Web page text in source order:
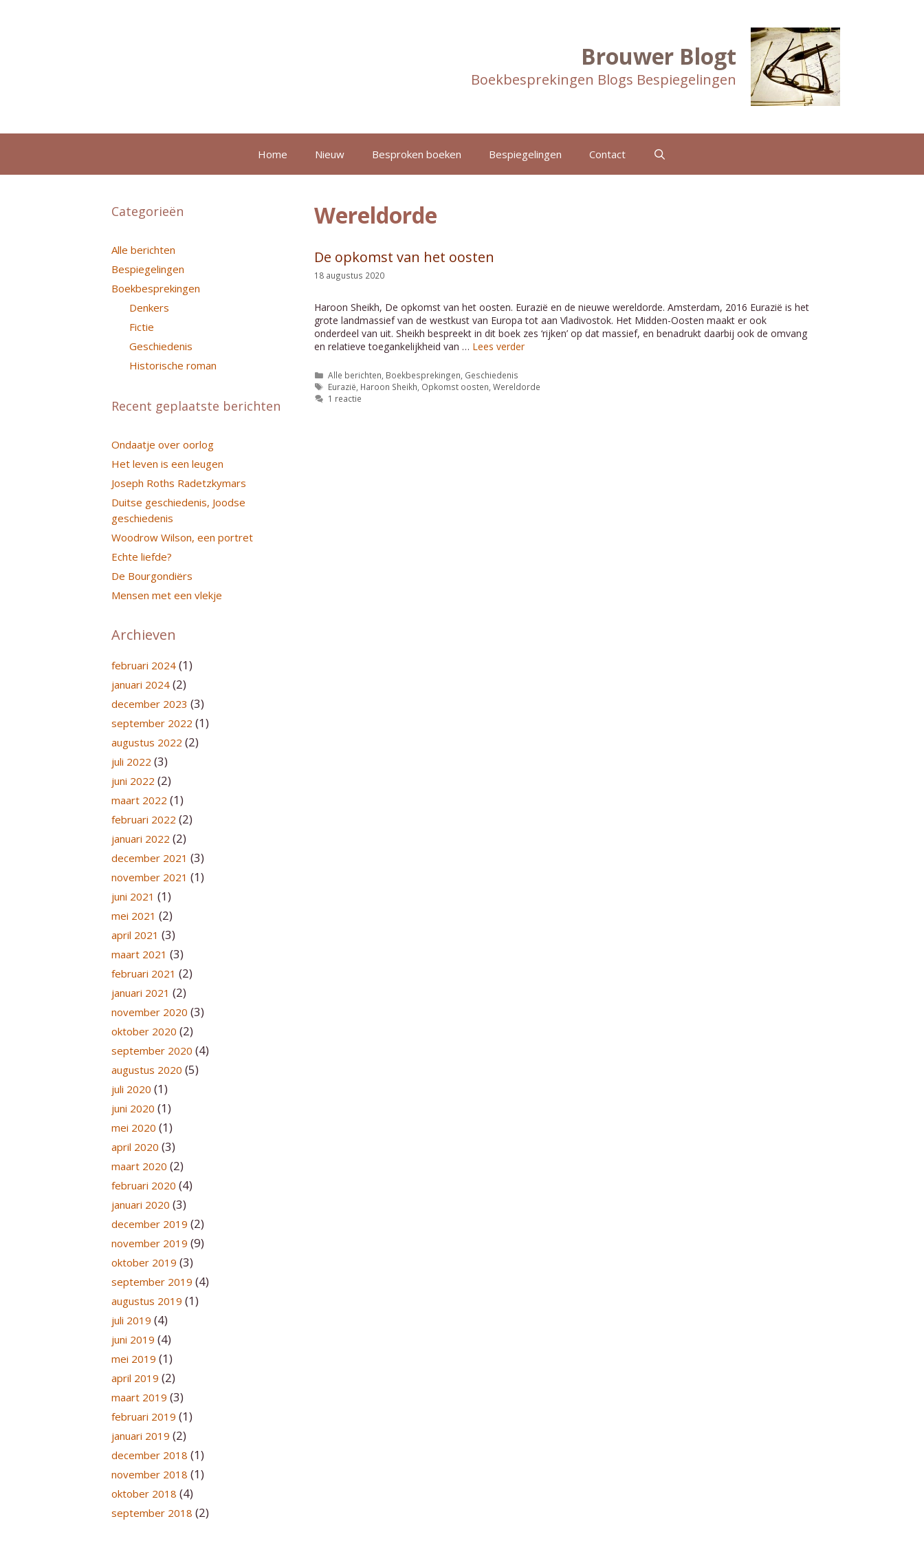
Brouwer Blogt
Boekbesprekingen Blogs Bespiegelingen
Home Nieuw Besproken boeken Bespiegelingen Contact
Wereldorde
De opkomst van het oosten
18 augustus 2020
Haroon Sheikh, De opkomst van het oosten. Eurazië en de nieuwe wereldorde. Amsterdam, 2016 Eurazië is het
grote landmassief van de westkust van Europa tot aan Vladivostok. Het Midden-Oosten maakt er ook
onderdeel van uit. Sheikh bespreekt in dit boek zes ‘rijken’ op dat massief, en benadrukt daarbij ook de omvang
en relatieve toegankelijkheid van … Lees verder
Categorieën
Alle berichten Boekbesprekingen Geschiedenis
Tags
Eurazië Haroon Sheikh Opkomst oosten ,Wereldorde
1 reactie
Categorieën
Alle berichten
Bespiegelingen
Boekbesprekingen
Denkers
Fictie
Geschiedenis
Historische roman
Recent geplaatste berichten
Ondaatje over oorlog
Het leven is een leugen
Joseph Roths Radetzkymars
Duitse geschiedenis, Joodse
geschiedenis
Woodrow Wilson, een portret
Echte liefde?
De Bourgondiërs
Mensen met een vlekje
Archieven
februari 2024 (1)
januari 2024 (2)
december 2023 (3)
september 2022 (1)
augustus 2022 (2)
juli 2022 (3)
juni 2022 (2)
maart 2022 (1)
februari 2022 (2)
januari 2022 (2)
december 2021 (3)
november 2021 (1)
juni 2021 (1)
mei 2021 (2)
april 2021 (3)
maart 2021 (3)
februari 2021 (2)
januari 2021 (2)
november 2020 (3)
oktober 2020 (2)
september 2020 (4)
augustus 2020 (5)
juli 2020 (1)
juni 2020 (1)
mei 2020 (1)
april 2020 (3)
maart 2020 (2)
februari 2020 (4)
januari 2020 (3)
december 2019 (2)
november 2019 (9)
oktober 2019 (3)
september 2019 (4)
augustus 2019 (1)
juli 2019 (4)
juni 2019 (4)
mei 2019 (1)
april 2019 (2)
maart 2019 (3)
februari 2019 (1)
januari 2019 (2)
december 2018 (1)
november 2018 (1)
oktober 2018 (4)
september 2018 (2)